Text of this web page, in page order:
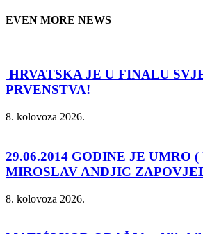
EVEN MORE NEWS
HRVATSKA JE U FINALU
PRVENSTVA!
8. kolovoza 2026.
29.06.2014 GODINE JE UMRO
MIROSLAV ANDJIC
8. kolovoza 2026.